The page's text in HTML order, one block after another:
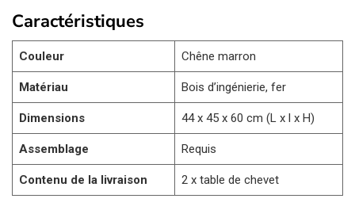
Caractéristiques
Couleur Chêne marron
Matériau Bois d’ingénierie, fer
Dimensions 44 x 45 x 60 cm (L x l x H)
Assemblage Requis
Contenu de la livraison 2 x table de chevet